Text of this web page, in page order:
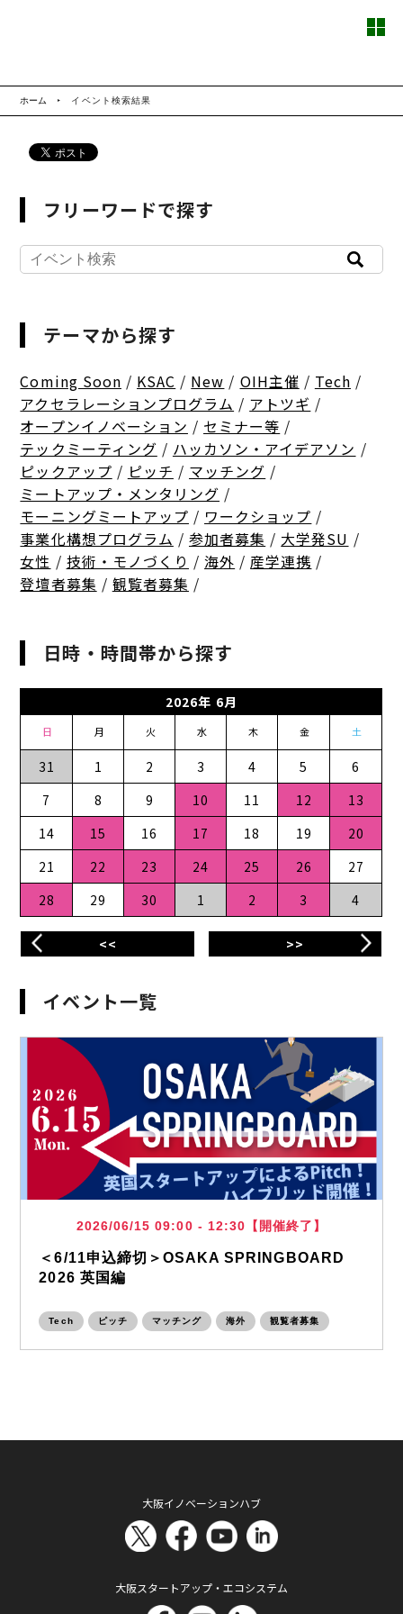
ホーム イベント検索結果
フリーワードで探す
テーマから探す
Coming Soon / KSAC / New / OIH主催 / Tech /
アクセラレーションプログラム / アトツギ /
オープンイノベーション / セミナー等 /
テックミーティング / ハッカソン・アイデアソン /
ピックアップ / ピッチ / マッチング /
ミートアップ・メンタリング /
モーニングミートアップ / ワークショップ /
事業化構想プログラム / 参加者募集 / 大学発SU /
女性 / 技術・モノづくり / 海外 / 産学連携 /
登壇者募集 / 観覧者募集 /
日時・時間帯から探す
<<
2026年 6月
>>
日 月 火 水 木 金 土
31 1 2 3 4 5
6
7
8 9 10 11 12
13
14
15 16 17 18 19
20
21
22 23 24 25 26
27
28
29 30 1 2 3 4
イベント一覧
2026/06/15 09:00 - 12:30【開催終了】
＜6/11申込締切＞OSAKA SPRINGBOARD
2026 英国編
Tech ピッチ マッチング 海外 観覧者募集
大阪イノベーションハブ
大阪スタートアップ・エコシステム